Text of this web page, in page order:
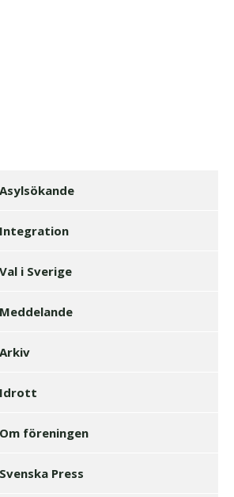
Asylsökande
Integration
Val i Sverige
Meddelande
Arkiv
Idrott
Om föreningen
Svenska Press